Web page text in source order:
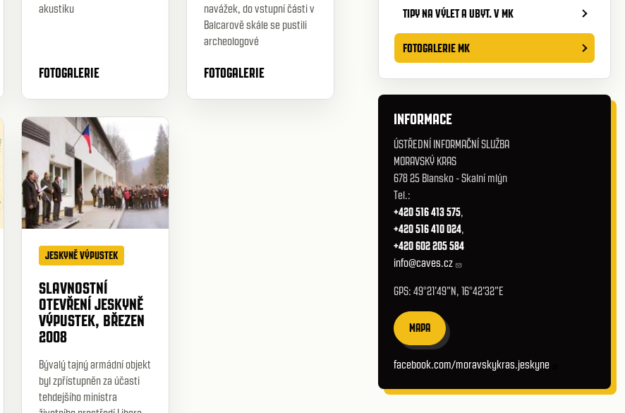
akustiku
FOTOGALERIE
navážek, do vstupní části v
Balcarově skále se pustili
archeologové
FOTOGALERIE
JESKYNĚ VÝPUSTEK
SLAVNOSTNÍ
OTEVŘENÍ JESKYNĚ
VÝPUSTEK, BŘEZEN
2008
Bývalý tajný armádní objekt
byl zpřístupněn za účasti
tehdejšího ministra
TIPY NA VÝLET A UBYT. V MK
FOTOGALERIE MK
INFORMACE
ÚSTŘEDNÍ INFORMAČNÍ SLUŽBA
MORAVSKÝ KRAS
678 25 Blansko - Skalní mlýn
Tel.:
+420 516 413 575,
+420 516 410 024,
+420 602 205 584
info@caves.cz
GPS: 49°21'49"N, 16°42'32"E
MAPA
facebook.com/moravskykras.jeskyne